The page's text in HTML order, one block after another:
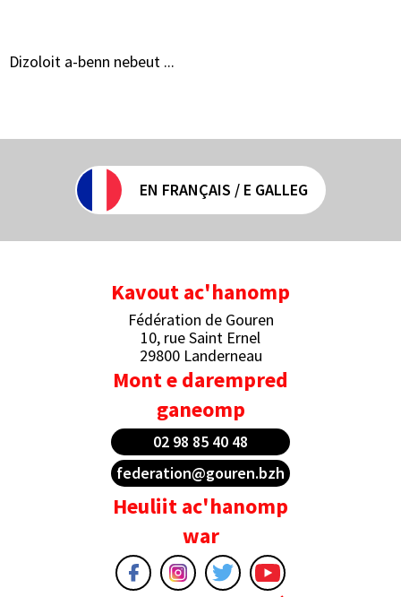
Dizoloit a-benn nebeut ...
EN FRANÇAIS / E GALLEG
Kavout ac'hanomp
Fédération de Gouren
10, rue Saint Ernel
29800 Landerneau
Mont e darempred
ganeomp
02 98 85 40 48
federation@gouren.bzh
Heuliit ac'hanomp
war